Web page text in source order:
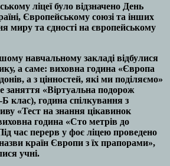
ліцеї було відзначено День
Європейському союзі та інших
миру та єдності на європейському
навчальному закладі відбулися
а саме: виховна година «Європа
а з цінностей, які ми поділяємо»
заняття «Віртуальна подорож
клас), година спілкування з
«Тест на знання цікавинок
година «Сто метрів до
час перерв у фоє ліцею проведено
країн Європи з їх прапорами»,
учні.